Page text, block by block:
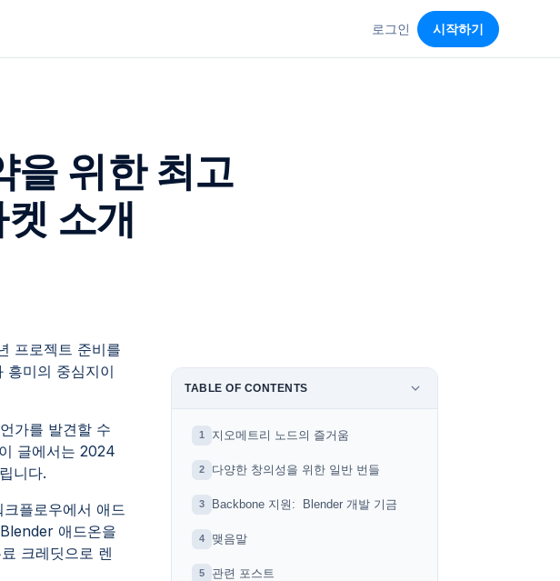
로그인 시작하기
위한 최고
소개
프로젝트 준비를
미의 중심지이
가를 발견할 수
글에서는 2024
니다.
플로우에서 애드
애드온을
크레딧으로 렌
TABLE OF CONTENTS
1 지오메트리 노드의 즐거움
2 다양한 창의성을 위한 일반 번들
3 Backbone 지원: Blender 개발 기금
4 맺음말
5 관련 포스트